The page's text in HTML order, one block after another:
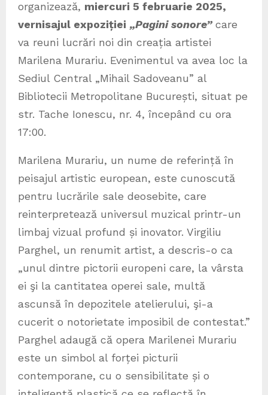
organizează, miercuri 5 februarie 2025,
vernisajul expoziției „Pagini sonore”care
va reuni lucrări noi din creația artistei
Marilena Murariu. Evenimentul va avea loc la
Sediul Central „Mihail Sadoveanu” al
Bibliotecii Metropolitane București, situat pe
str. Tache Ionescu, nr. 4, începând cu ora
17:00.
Marilena Murariu, un nume de referință în
peisajul artistic european, este cunoscută
pentru lucrările sale deosebite, care
reinterpretează universul muzical printr-un
limbaj vizual profund și inovator. Virgiliu
Parghel, un renumit artist, a descris-o ca
„unul dintre pictorii europeni care, la vârsta
ei şi la cantitatea operei sale, multă
ascunsă în depozitele atelierului, şi-a
cucerit o notorietate imposibil de contestat.”
Parghel adaugă că opera Marilenei Murariu
este un simbol al forței picturii
contemporane, cu o sensibilitate și o